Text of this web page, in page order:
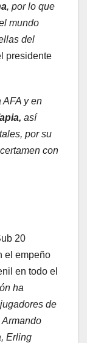
, por lo que
mundo
del
presidente
AFA y en
así
por su
con
20
el empeño
en todo el
ha
de
Erling